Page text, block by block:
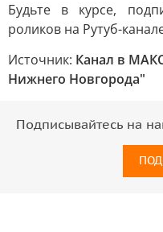
Будьте в курсе,
роликов на Рутуб-
Источник: Канал в
Нижнего Новгорода"
Подписывайтесь на